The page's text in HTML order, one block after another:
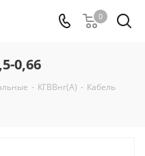
0
0,66
- КГВВнг(А) - Кабель